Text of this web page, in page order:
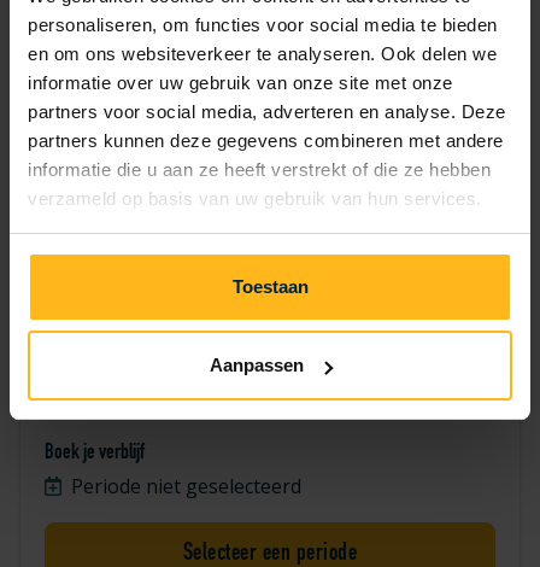
personaliseren, om functies voor social media te bieden
en om ons websiteverkeer te analyseren. Ook delen we
informatie over uw gebruik van onze site met onze
partners voor social media, adverteren en analyse. Deze
partners kunnen deze gegevens combineren met andere
informatie die u aan ze heeft verstrekt of die ze hebben
verzameld op basis van uw gebruik van hun services.
Toestaan
Aanpassen
7 8 9 10 11 12 13
14 15 16 17 18 19
25
27
28
29 30
Boek je verblijf
Periode niet geselecteerd
Selecteer een periode